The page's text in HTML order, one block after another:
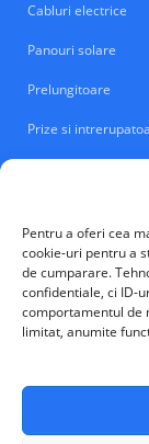
Pentru a oferi cea
cookie-uri pentru a
de cumparare.
confidentiale, ci ID-
comportamentul de
limitat, anumite
Cabluri electrice
Panouri solare
Prelungitoare
Prize si